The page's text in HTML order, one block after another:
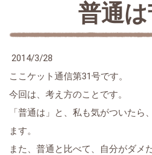
普通
2014/3/28
ここケット通信第31号です。
今回は、考え方のことです。
「普通は」と、私も気がついたら
ます。
また、普通と比べて、自分がダメ